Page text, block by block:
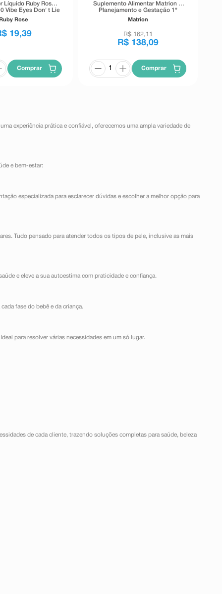
Líquido Ruby Rose
Vibe Eyes Don' t Lie
5,5g
Ruby Rose
19,39
Comprar
Suplemento Alimentar Matrion D
Planejamento e Gestação 1°
Trimestre 90 Comprimidos
Revestidos
Matrion
R$ 162,11
R$ 138,09
Comprar
experiência prática e confiável, oferecemos uma ampla variedade de
e bem-estar:
especializada para esclarecer dúvidas e escolher a melhor opção para
Tudo pensado para atender todos os tipos de pele, inclusive as mais
e eleve a sua autoestima com praticidade e confiança.
fase do bebê e da criança.
para resolver várias necessidades em um só lugar.
de cada cliente, trazendo soluções completas para saúde, beleza